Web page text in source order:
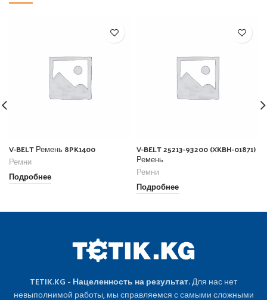
V-BELT Ремень 8PK1400
Ремни
Подробнее
V-BELT 25213-93200 (XKBH-01871)
Ремень
Ремни
Подробнее
TETIK.KG - Нацеленность на результат.Для нас нет
невыполнимой работы, мы справляемся с самыми сложными